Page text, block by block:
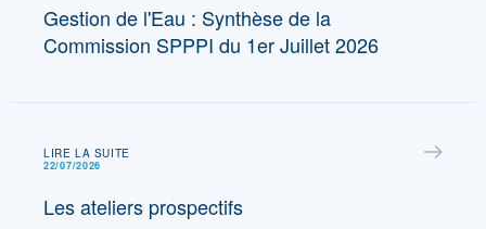
Gestion de l'Eau : Synthèse de la
Commission SPPPI du 1er Juillet 2026
LIRE LA SUITE
22/07/2026
Les ateliers prospectifs